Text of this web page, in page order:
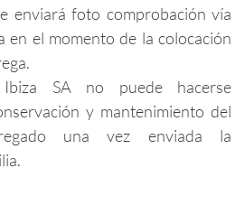
enviará foto comprobación vía
en el momento de la colocación
Ibiza SA no puede hacerse
y mantenimiento del
una vez enviada la